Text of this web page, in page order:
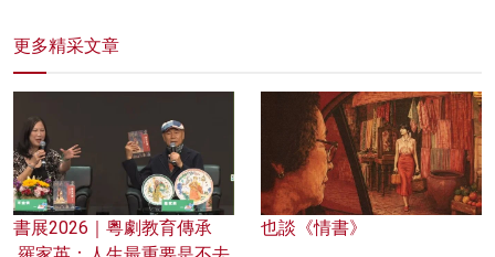
更多精采文章
書展2026｜粵劇教育傳承
也談《情書》